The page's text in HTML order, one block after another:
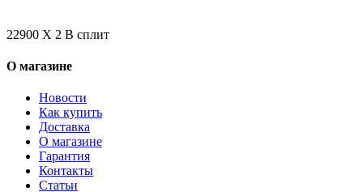
22900 X 2 В сплит
О магазине
Новости
Как купить
Доставка
О магазине
Гарантия
Контакты
Статьи